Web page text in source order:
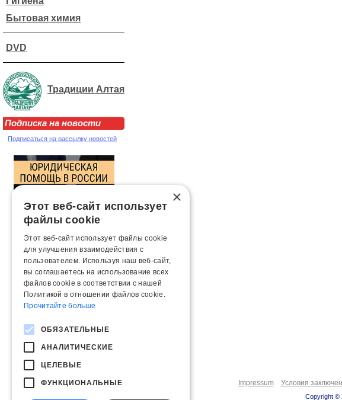
Бытовая химия
DVD
Традиции Алтая
Подписка на новости
Подписаться на рассылку новостей
Impressum Условия
Copyright ©
×
Этот веб-сайт использует
файлы cookie
Этот веб-сайт использует файлы cookie
для улучшения взаимодействия с
пользователем. Используя наш веб-сайт,
вы соглашаетесь на использование всех
файлов cookie в соответствии с нашей
Политикой в ​​отношении файлов cookie.
Прочитайте больше
ОБЯЗАТЕЛЬНЫЕ
АНАЛИТИЧЕСКИЕ
ЦЕЛЕВЫЕ
ФУНКЦИОНАЛЬНЫЕ